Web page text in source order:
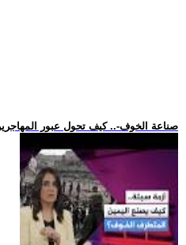
.. -صناعة الخوف-.. كيف تحول عبور